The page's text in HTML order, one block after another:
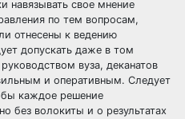
навязывать свое мнение
по тем вопросам,
отнесены к ведению
допускать даже в том
вуза, деканатов
и оперативным. Следует
каждое решение
без волокиты и о результатах